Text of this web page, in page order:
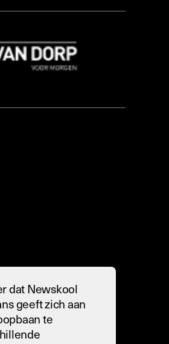
dat Newskool
geeft zich aan
te